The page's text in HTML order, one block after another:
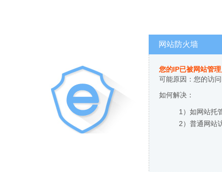
网站防火墙
您的IP已被网站管
可能原因：您的访
如何解决：
1）如网站托
2）普通网站